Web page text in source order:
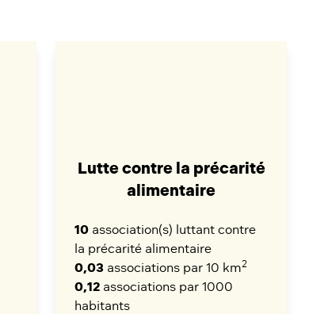
Lutte contre la précarité
alimentaire
10 association(s) luttant contre
la précarité alimentaire
0,03 associations par 10 km2
0,12 associations par 1000
habitants